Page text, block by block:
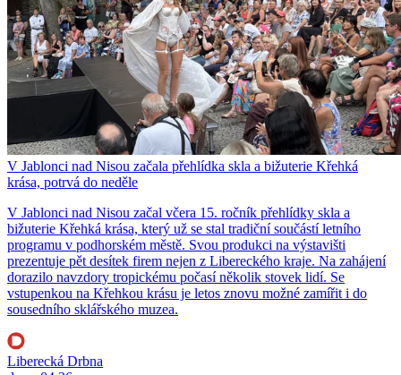
V Jablonci nad Nisou začala přehlídka skla a bižuterie Křehká
krása, potrvá do neděle
V Jablonci nad Nisou začal včera 15. ročník přehlídky skla a
bižuterie Křehká krása, který už se stal tradiční součástí letního
programu v podhorském městě. Svou produkci na výstavišti
prezentuje pět desítek firem nejen z Libereckého kraje. Na zahájení
dorazilo navzdory tropickému počasí několik stovek lidí. Se
vstupenkou na Křehkou krásu je letos znovu možné zamířit i do
sousedního sklářského muzea.
Liberecká Drbna